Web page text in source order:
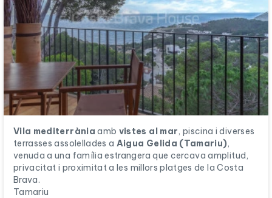
Vila mediterrània amb vistes al mar, piscina i diverses
terrasses assolellades a Aigua Gelida (Tamariu),
venuda a una família estrangera que cercava amplitud,
privacitat i proximitat a les millors platges de la Costa
Brava.
Tamariu